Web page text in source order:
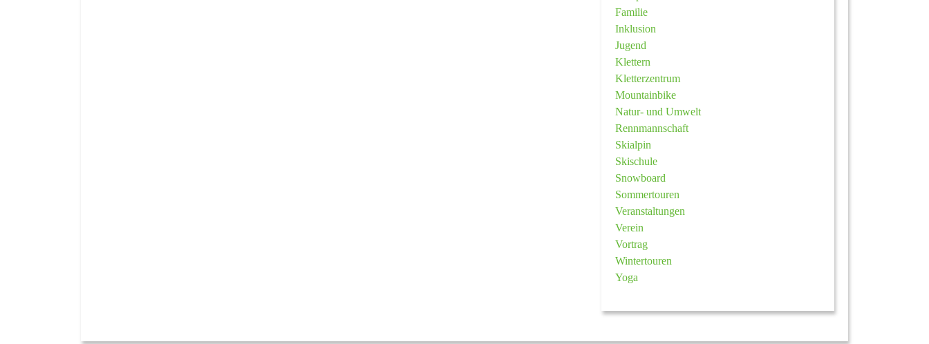
Familie
Inklusion
Jugend
Klettern
Kletterzentrum
Mountainbike
Natur- und Umwelt
Rennmannschaft
Skialpin
Skischule
Snowboard
Sommertouren
Veranstaltungen
Verein
Vortrag
Wintertouren
Yoga